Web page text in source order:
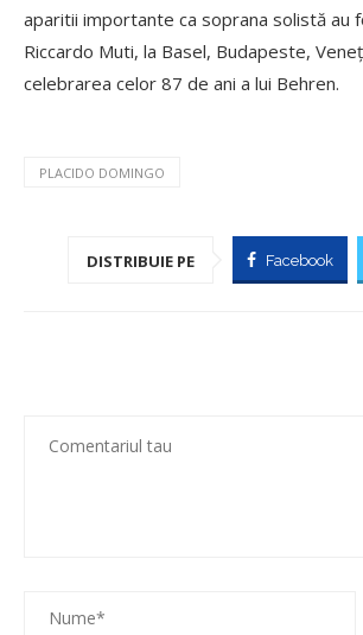
aparitii importante ca soprana solistă au
Riccardo Muti, la Basel, Budapeste,
celebrarea celor 87 de ani a lui Behren.
PLACIDO DOMINGO
DISTRIBUIE PE Facebook